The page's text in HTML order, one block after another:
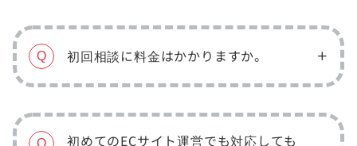
Q 初回相談に料金はかかりますか。
初めてのECサイト運営でも対応しても